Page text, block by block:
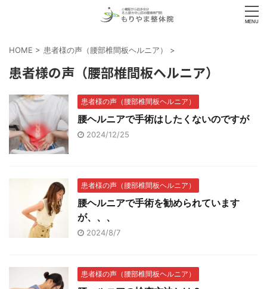
HOME > 患者様の声（腰部椎間板ヘルニア） >
患者様の声（腰部椎間板ヘルニア）
患者様の声（腰部椎間板ヘルニア）
腰ヘルニアで手術はしたくないのですが
2024/12/25
患者様の声（腰部椎間板ヘルニア）
腰ヘルニアで手術を勧められています
が、、、
2024/8/7
患者様の声（腰部椎間板ヘルニア）